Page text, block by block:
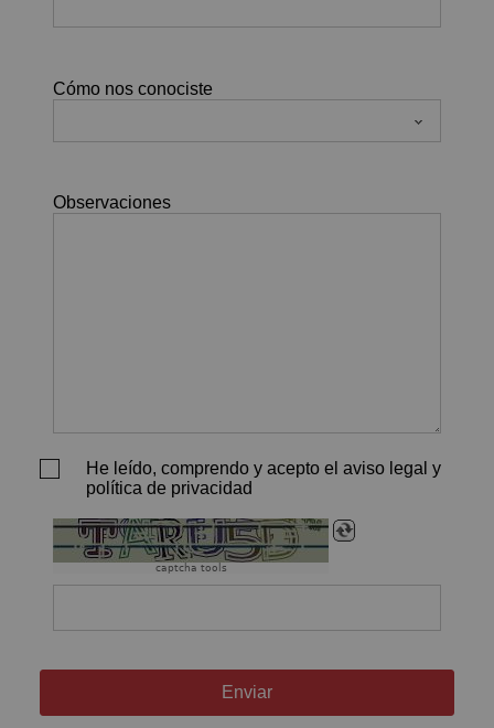
Cómo nos conociste
Observaciones
He leído, comprendo y acepto el aviso legal y
política de privacidad
captcha tools
Enviar